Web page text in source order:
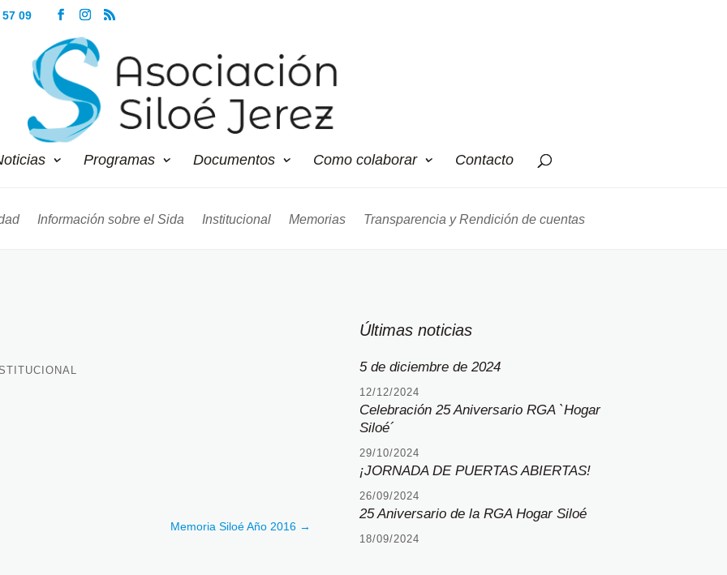
57 09
Programas Documentos Como colaborar Contacto
Información sobre el Sida Institucional Memorias Transparencia y Rendición de cuentas
Memoria Siloé Año 2016 →
Últimas noticias
5 de diciembre de 2024
12/12/2024
Celebración 25 Aniversario RGA `Hogar
Siloé´
29/10/2024
¡JORNADA DE PUERTAS ABIERTAS!
26/09/2024
25 Aniversario de la RGA Hogar Siloé
18/09/2024